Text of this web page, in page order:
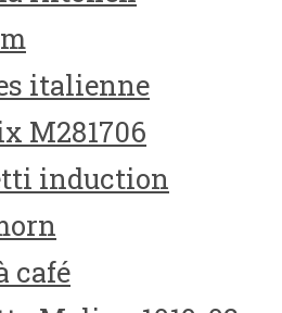
italienne
M281706
induction
café